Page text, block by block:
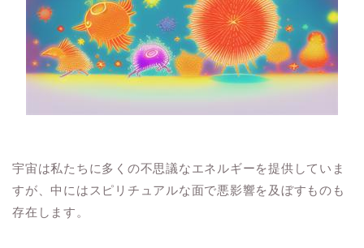
宇宙は私たちに多くの不思議なエネルギーを提供していま
すが、中にはスピリチュアルな面で悪影響を及ぼすものも
存在します。